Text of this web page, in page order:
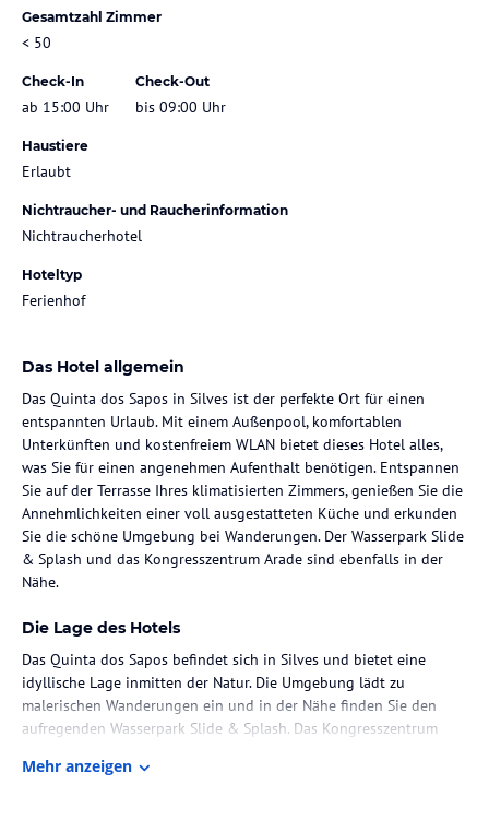
Gesamtzahl Zimmer
< 50
Check-In
ab 15:00 Uhr
Check-Out
bis 09:00 Uhr
Haustiere
Erlaubt
Nichtraucher- und Raucherinformation
Nichtraucherhotel
Hoteltyp
Ferienhof
Das Hotel allgemein
Das Quinta dos Sapos in Silves ist der perfekte Ort für einen
entspannten Urlaub. Mit einem Außenpool, komfortablen
Unterkünften und kostenfreiem WLAN bietet dieses Hotel alles,
was Sie für einen angenehmen Aufenthalt benötigen. Entspannen
Sie auf der Terrasse Ihres klimatisierten Zimmers, genießen Sie die
Annehmlichkeiten einer voll ausgestatteten Küche und erkunden
Sie die schöne Umgebung bei Wanderungen. Der Wasserpark Slide
& Splash und das Kongresszentrum Arade sind ebenfalls in der
Nähe.
Die Lage des Hotels
Das Quinta dos Sapos befindet sich in Silves und bietet eine
idyllische Lage inmitten der Natur. Die Umgebung lädt zu
malerischen Wanderungen ein und in der Nähe finden Sie den
aufregenden Wasserpark Slide & Splash. Das Kongresszentrum
km entfernt, sodass Sie schnell und bequem anreisen können.
Mehr anzeigen